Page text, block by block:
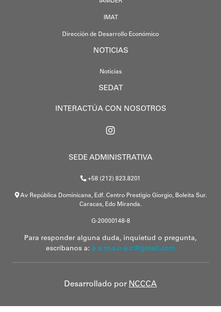
IMAT
Dirección de Desarrollo Económico
NOTICIAS
Noticias
SEDAT
INTERACTÚA CON NOSOTROS
SEDE ADMINISTRATIVA
+58 (212) 823.8201
Av República Dominicana, Edf. Centro Prestigio Giorgio, Boleita Sur.
Caracas, Edo Miranda.
G-20000148-8
Para responder alguna duda, inquietud o pregunta,
escríbanos a: a a.m.s.o.a.c@gmail.com
Desarrollado por NCCCA